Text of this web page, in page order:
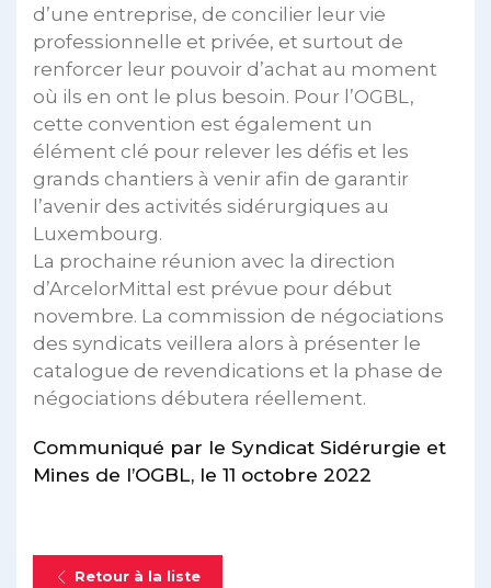
d’une entreprise, de concilier leur vie
professionnelle et privée, et surtout de
renforcer leur pouvoir d’achat au moment
où ils en ont le plus besoin. Pour l’OGBL,
cette convention est également un
élément clé pour relever les défis et les
grands chantiers à venir afin de garantir
l’avenir des activités sidérurgiques au
Luxembourg.
La prochaine réunion avec la direction
d’ArcelorMittal est prévue pour début
novembre. La commission de négociations
des syndicats veillera alors à présenter le
catalogue de revendications et la phase de
négociations débutera réellement.
Communiqué par le Syndicat Sidérurgie et
Mines de l’OGBL, le 11 octobre 2022
Retour à la liste